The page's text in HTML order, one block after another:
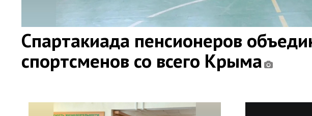
Спартакиада пенсионеров
спортсменов со всего Крыма